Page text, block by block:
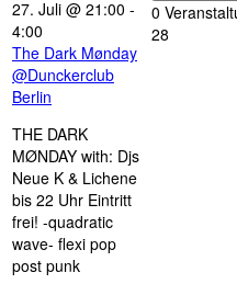
27. Juli @ 21:00 -
4:00
The Dark Mønday
@Dunckerclub
Berlin
THE DARK
MØNDAY with: Djs
Neue K & Lichene
bis 22 Uhr Eintritt
frei! -quadratic
wave- flexi pop
post punk
0
28